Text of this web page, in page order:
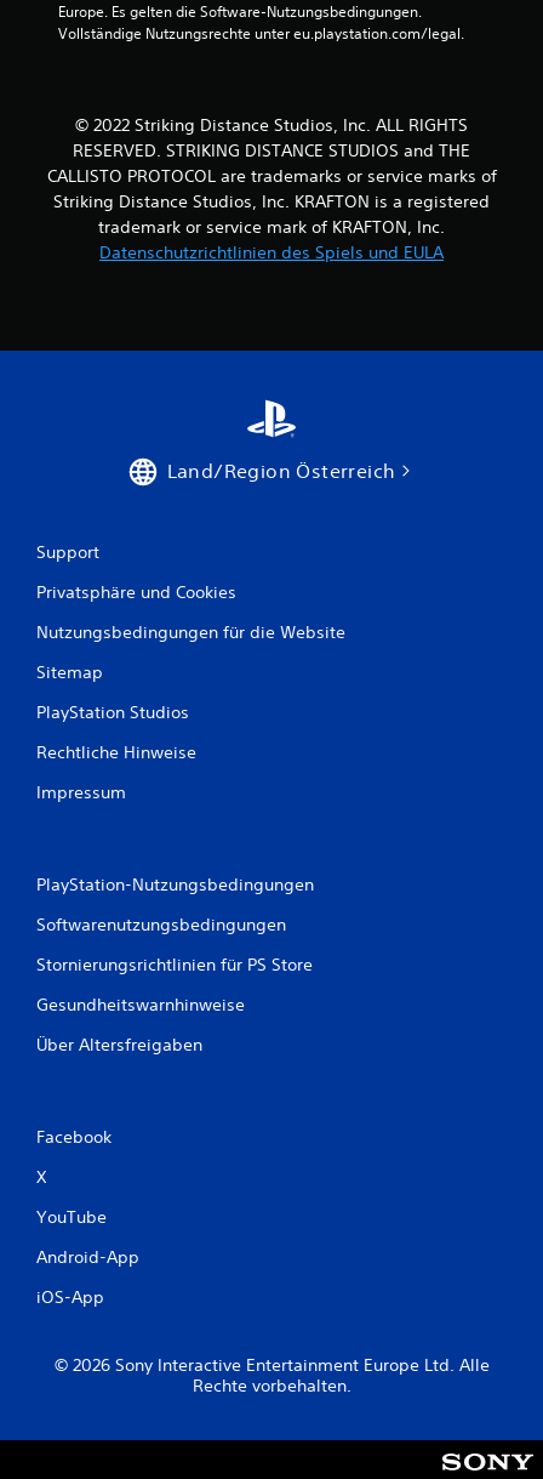
e
e
r
t
u
g
Europe. Es gelten die Software-Nutzungsbedingungen.
Vollständige Nutzungsrechte unter eu.playstation.com/legal.
© 2022 Striking Distance Studios, Inc. ALL RIGHTS
RESERVED. STRIKING DISTANCE STUDIOS and THE
CALLISTO PROTOCOL are trademarks or service marks of
Striking Distance Studios, Inc. KRAFTON is a registered
trademark or service mark of KRAFTON, Inc.
Datenschutzrichtlinien des Spiels und EULA
Land/Region Österreich
Support
Privatsphäre und Cookies
Nutzungsbedingungen für die Website
Sitemap
PlayStation Studios
Rechtliche Hinweise
Impressum
PlayStation-Nutzungsbedingungen
Softwarenutzungsbedingungen
Stornierungsrichtlinien für PS Store
Gesundheitswarnhinweise
Über Altersfreigaben
Facebook
X
YouTube
Android-App
iOS-App
© 2026 Sony Interactive Entertainment Europe Ltd. Alle
Rechte vorbehalten.